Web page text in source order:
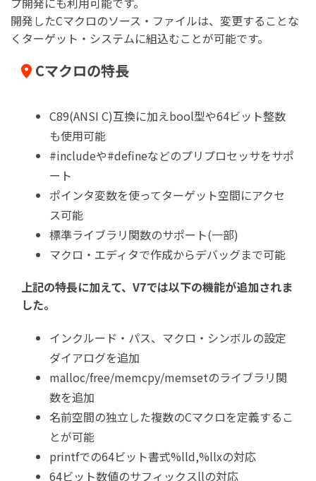
開発したCマクロのソース・ファイルは、変更することな
くターゲット・システムに組込むことが可能です。
Cマクロの特長
C89(ANSI C)互換に加えbool型や64ビット整数
も使用可能
#includeや#defineなどのプリプロセッサをサポ
ート
ポインタ変数を使ってターゲット空間にアクセ
ス可能
標準ライブラリ関数のサポート(一部)
マクロ・エディタで作成からデバッグまで可能
上記の特長に加えて、V7では以下の機能が追加されま
した。
インクルード・パス、マクロ・シンボルの設定
ダイアログを追加
malloc/free/memcpy/memsetのライブラリ関
数を追加
名前空間の独立した複数のCマクロを定義するこ
とが可能
printfでの64ビット書式%lld,%llxの対応
64ビット数値のサフィックスllの対応